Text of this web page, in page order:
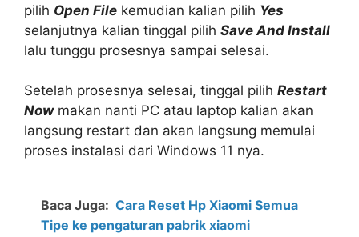
pilih Open File kemudian kalian pilih Yes
selanjutnya kalian tinggal pilih Save And Install
lalu tunggu prosesnya sampai selesai.
Setelah prosesnya selesai, tinggal pilih Restart
Nowmakan nanti PC atau laptop kalian akan
langsung restart dan akan langsung memulai
proses instalasi dari Windows 11 nya.
Baca Juga: Cara Reset Hp Xiaomi Semua
Tipe ke pengaturan pabrik xiaomi